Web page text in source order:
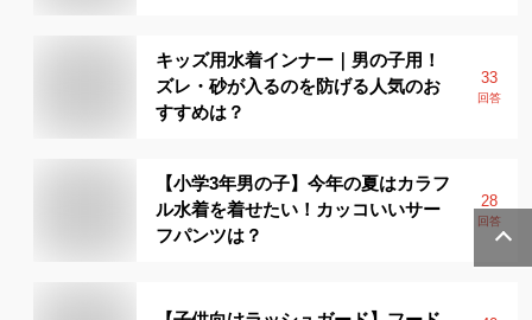
キッズ用水着インナー｜男の子用！
ズレ・砂が入るのを防げる人気のお
すすめは？
33
回答
【小学3年男の子】今年の夏はカラフ
ル水着を着せたい！カッコいいサー
フパンツは？
28
回答